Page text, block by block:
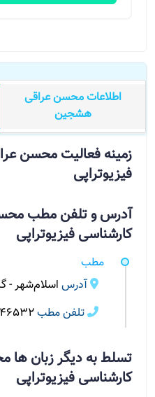
اطلاعات محسن عراقی
هشجین
زمینه فعالیت محسن
فیزیوتراپی
آدرس و تلفن مطب
کارشناسی فیزیوتراپی
مطب
آدرس اسلام‌شهر -
تلفن مطب
تسلط به دیگر زبان
کارشناسی فیزیوتراپی